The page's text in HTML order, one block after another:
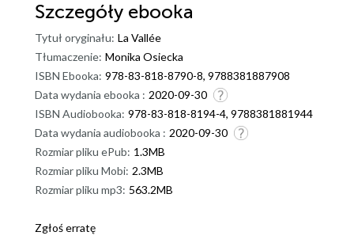
Szczegóły ebooka
Tytuł oryginału: La Vallée
Tłumaczenie: Monika Osiecka
ISBN Ebooka: 978-83-818-8790-8, 9788381887908
Data wydania ebooka : 2020-09-30
ISBN Audiobooka: 978-83-818-8194-4, 9788381881944
Data wydania audiobooka : 2020-09-30
Rozmiar pliku ePub: 1.3MB
Rozmiar pliku Mobi: 2.3MB
Rozmiar pliku mp3: 563.2MB
Zgłoś erratę